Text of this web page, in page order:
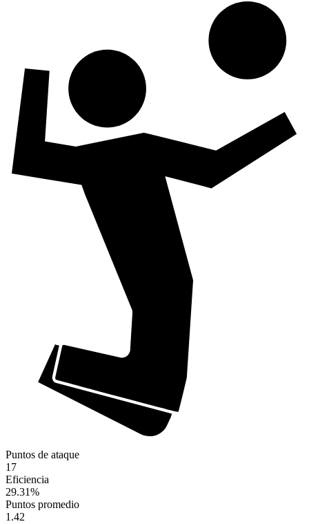
Puntos de ataque
17
Eficiencia
29.31%
Puntos promedio
1.42